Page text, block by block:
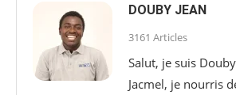
DOUBY JEAN
3161 Articles
Salut, je suis
Jacmel, je nourris